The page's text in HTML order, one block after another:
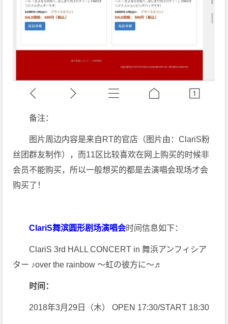
备注：
图片周边内容是来自RT的官店（图片由：ClariS粉
丝团群友制作），而11区比较喜欢在网上购买的时候非
会员不能购买，所以一般想买的都是去演唱会现场才会
购买了！
ClariS舞滨圆形剧场演唱会时间信息如下：
ClariS 3rd HALL CONCERT in 舞浜アンフィシア
ター ♪over the rainbow 〜虹の彼方に〜♬
时间：
2018年3月29日（木） OPEN 17:30/START 18:30